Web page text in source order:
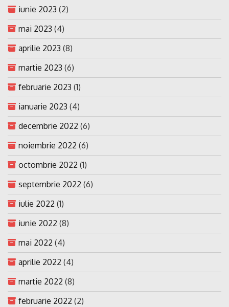
iunie 2023 (2)
mai 2023 (4)
aprilie 2023 (8)
martie 2023 (6)
februarie 2023 (1)
ianuarie 2023 (4)
decembrie 2022 (6)
noiembrie 2022 (6)
octombrie 2022 (1)
septembrie 2022 (6)
iulie 2022 (1)
iunie 2022 (8)
mai 2022 (4)
aprilie 2022 (4)
martie 2022 (8)
februarie 2022 (2)